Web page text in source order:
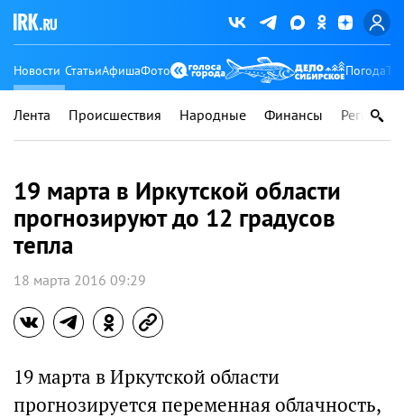
Новости СтатьиАфишаФото Погода
Лента Происшествия Народные Финансы Регионы
19 марта в Иркутской области
прогнозируют до 12 градусов
тепла
18 марта 2016 09:29
19 марта в Иркутской области
прогнозируется переменная облачность,